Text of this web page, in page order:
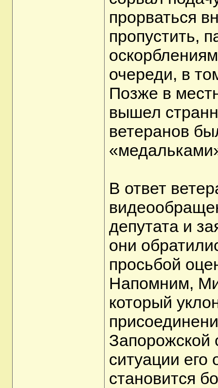
прорваться
пропустить,
очереди, в
Позже в
вышел
ветеранов
В ответ
депутата и
они
просьбой
Напомним,
который
Запорожской
ситуации
становится